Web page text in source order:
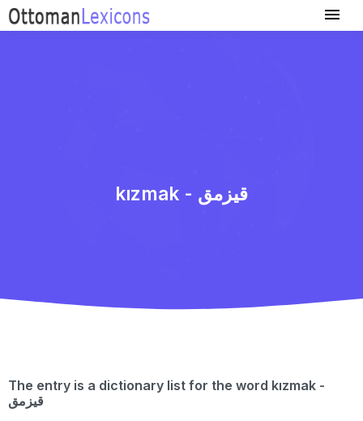
kızmak - قیزمق
The entry is a dictionary list for the word kızmak -
قیزمق